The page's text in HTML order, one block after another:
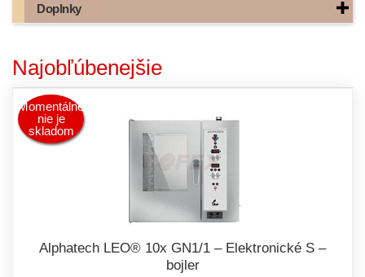
Doplnky
Najobľúbenejšie
Momentálne
nie je
skladom
Alphatech LEO® 10x GN1/1 – Elektronické S –
bojler